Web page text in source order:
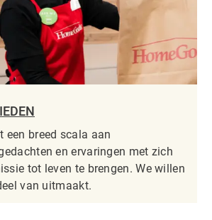
een breed scala aan
en ervaringen met zich
tot leven te brengen. We willen
van uitmaakt.